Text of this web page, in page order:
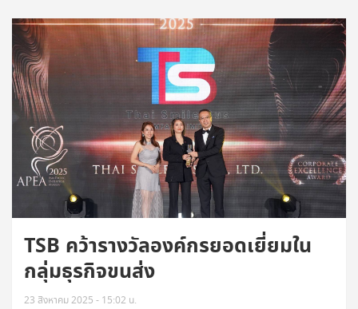
TSB คว้ารางวัลองค์กรยอดเยี่ยมใน
กลุ่มธุรกิจขนส่ง
23 สิงหาคม 2025 - 15:02 น.